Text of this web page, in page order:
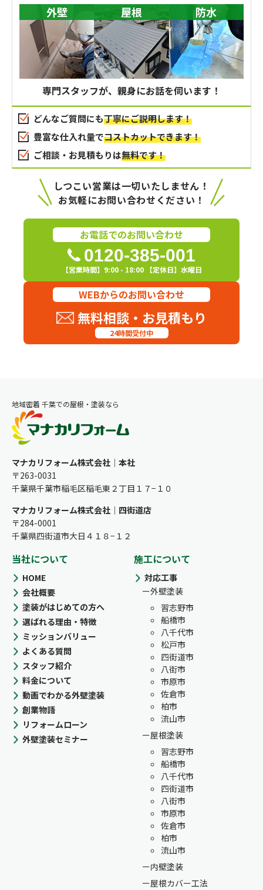
外壁 屋根 防水
専門スタッフが、親身にお話を伺います！
どんなご質問にも丁寧にご説明します！
豊富な仕入れ量でコストカットできます！
ご相談・お見積もりは無料です！
しつこい営業は一切いたしません！
お気軽にお問い合わせください！
お電話でのお問い合わせ
0120-385-001
【営業時間】9:00 - 18:00 【定休日】水曜日
WEBからのお問い合わせ
無料相談・お見積もり
24時間受付中
地域密着 千葉での屋根・塗装なら
マナカリフォーム株式会社｜本社
〒263-0031
千葉県千葉市稲毛区稲毛東２丁目１７−１０
マナカリフォーム株式会社｜四街道店
〒284-0001
千葉県四街道市大日４１８−１２
当社について
HOME
会社概要
塗装がはじめての方へ
選ばれる理由・特徴
ミッションバリュー
よくある質問
スタッフ紹介
料金について
動画でわかる外壁塗装
創業物語
リフォームローン
外壁塗装セミナー
施工について
対応工事
外壁塗装
習志野市
船橋市
八千代市
松戸市
四街道市
八街市
市原市
佐倉市
柏市
流山市
屋根塗装
習志野市
船橋市
八千代市
四街道市
八街市
市原市
佐倉市
柏市
流山市
内壁塗装
屋根カバー工法